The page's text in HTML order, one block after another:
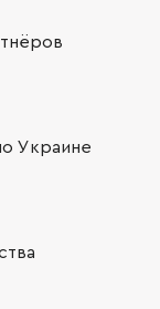
Украине